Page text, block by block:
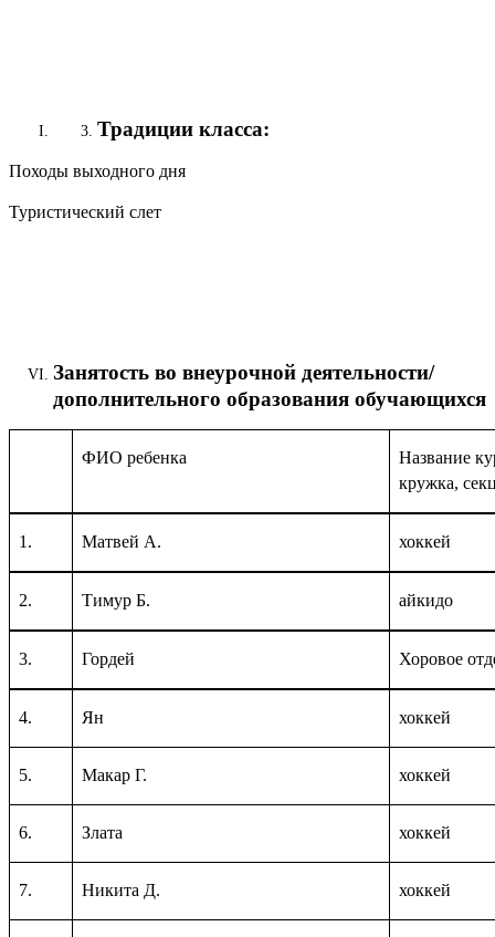
Традиции класса:
Походы выходного дня
Туристический слет
Занятость во внеурочной деятельности/
дополнительного образования обучающихся
ФИО ребенка
Название
кружка,
1. Матвей А. хоккей
2. Тимур Б. айкидо
3. Гордей Хоровое
4. Ян хоккей
5. Макар Г. хоккей
6. Злата хоккей
7. Никита Д. хоккей